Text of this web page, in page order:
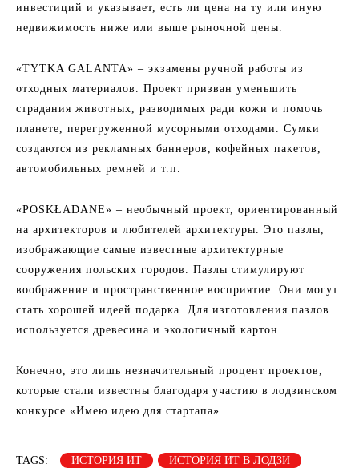
инвестиций и указывает, есть ли цена на ту или иную
недвижимость ниже или выше рыночной цены.
«TYTKA GALANTA» – экзамены ручной работы из
отходных материалов. Проект призван уменьшить
страдания животных, разводимых ради кожи и помочь
планете, перегруженной мусорными отходами. Сумки
создаются из рекламных баннеров, кофейных пакетов,
автомобильных ремней и т.п.
«POSKŁADANE» – необычный проект, ориентированный
на архитекторов и любителей архитектуры. Это пазлы,
изображающие самые известные архитектурные
сооружения польских городов. Пазлы стимулируют
воображение и пространственное восприятие. Они могут
стать хорошей идеей подарка. Для изготовления пазлов
используется древесина и экологичный картон.
Конечно, это лишь незначительный процент проектов,
которые стали известны благодаря участию в лодзинском
конкурсе «Имею идею для стартапа».
TAGS: ИСТОРИЯ ИТ
ИСТОРИЯ ИТ В ЛОДЗИ